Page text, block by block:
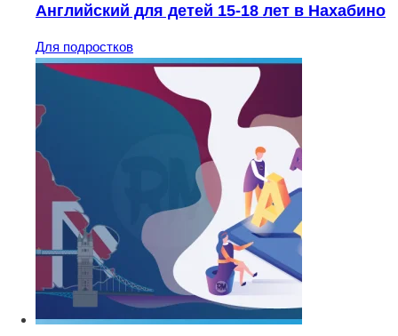
Английский для детей 15-18 лет в Нахабино
Для подростков